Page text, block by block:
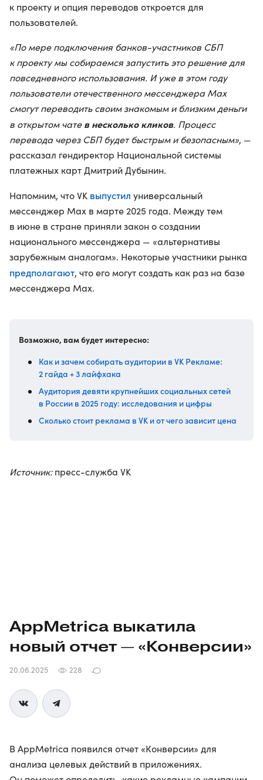
к проекту и опция переводов откроется для
пользователей.
«По мере подключения банков-участников СБП
к проекту мы собираемся запустить это решение для
повседневного использования. И уже в этом году
пользователи отечественного мессенджера Max
смогут переводить своим знакомым и близким деньги
в открытом чатев несколько кликов. Процесс
перевода через СБП будет быстрым и безопасным», —
рассказал гендиректор Национальной системы
платежных карт Дмитрий Дубынин.
Напомним, что VK выпустил универсальный
мессенджер Max в марте 2025 года. Между тем
в июне в стране приняли закон о создании
национального мессенджера — «альтернативы
зарубежным аналогам». Некоторые участники рынка
предполагают, что его могут создать как раз на базе
мессенджера Max.
Возможно, вам будет интересно:
Как и зачем собирать аудитории в VK Рекламе:
2 гайда + 3 лайфхака
Аудитория девяти крупнейших социальных сетей
в России в 2025 году: исследования и цифры
Сколько стоит реклама в VK и от чего зависит цена
Источник:пресс-служба VK
AppMetrica выкатила
новый отчет — «Конверсии»
20.06.2025 228
В AppMetrica появился отчет «Конверсии» для
анализа целевых действий в приложениях.